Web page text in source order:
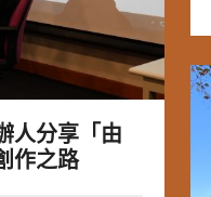
人分享「由
作之路